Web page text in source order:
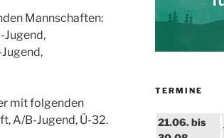
Mannschaften:
Jugend,
mit folgenden
A/B-Jugend, Ü-32.
TERMINE
21.06. bis